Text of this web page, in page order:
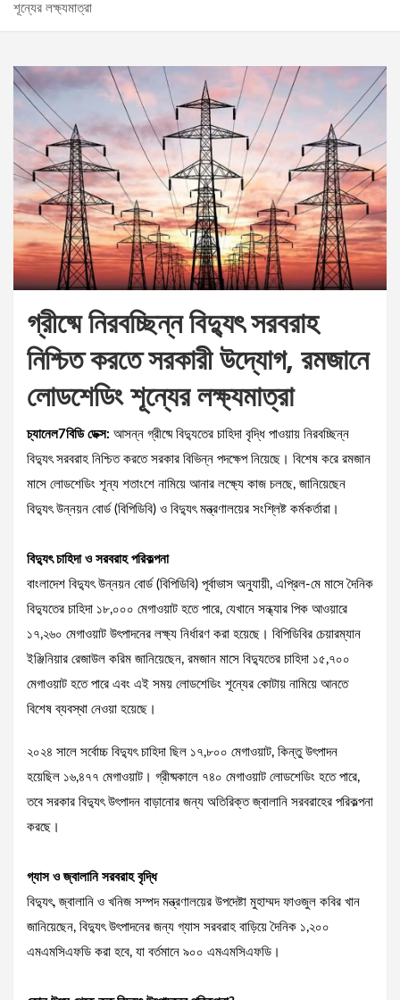
শূন্যের লক্ষ্যমাত্রা
গ্রীষ্মে নিরবচ্ছিন্ন বিদ্যুৎ সরবরাহ
নিশ্চিত করতে সরকারী উদ্যোগ, রমজানে
লোডশেডিং শূন্যের লক্ষ্যমাত্রা
চ্যানেল7বিডি ডেক্স: আসন্ন গ্রীষ্মে বিদ্যুতের চাহিদা বৃদ্ধি পাওয়ায় নিরবচ্ছিন্ন
বিদ্যুৎ সরবরাহ নিশ্চিত করতে সরকার বিভিন্ন পদক্ষেপ নিয়েছে। বিশেষ করে রমজান
মাসে লোডশেডিং শূন্য শতাংশে নামিয়ে আনার লক্ষ্যে কাজ চলছে, জানিয়েছেন
বিদ্যুৎ উন্নয়ন বোর্ড (বিপিডিবি) ও বিদ্যুৎ মন্ত্রণালয়ের সংশ্লিষ্ট কর্মকর্তারা।
বিদ্যুৎ চাহিদা ও সরবরাহ পরিকল্পনা
বাংলাদেশ বিদ্যুৎ উন্নয়ন বোর্ড (বিপিডিবি) পূর্বাভাস অনুযায়ী, এপ্রিল-মে মাসে দৈনিক
বিদ্যুতের চাহিদা ১৮,০০০ মেগাওয়াট হতে পারে, যেখানে সন্ধ্যার পিক আওয়ারে
১৭,২৬০ মেগাওয়াট উৎপাদনের লক্ষ্য নির্ধারণ করা হয়েছে। বিপিডিবির চেয়ারম্যান
ইঞ্জিনিয়ার রেজাউল করিম জানিয়েছেন, রমজান মাসে বিদ্যুতের চাহিদা ১৫,৭০০
মেগাওয়াট হতে পারে এবং এই সময় লোডশেডিং শূন্যের কোটায় নামিয়ে আনতে
বিশেষ ব্যবস্থা নেওয়া হয়েছে।
২০২৪ সালে সর্বোচ্চ বিদ্যুৎ চাহিদা ছিল ১৭,৮০০ মেগাওয়াট, কিন্তু উৎপাদন
হয়েছিল ১৬,৪৭৭ মেগাওয়াট। গ্রীষ্মকালে ৭৪০ মেগাওয়াট লোডশেডিং হতে পারে,
তবে সরকার বিদ্যুৎ উৎপাদন বাড়ানোর জন্য অতিরিক্ত জ্বালানি সরবরাহের পরিকল্পনা
করছে।
গ্যাস ও জ্বালানি সরবরাহ বৃদ্ধি
বিদ্যুৎ, জ্বালানি ও খনিজ সম্পদ মন্ত্রণালয়ের উপদেষ্টা মুহাম্মদ ফাওজুল কবির খান
জানিয়েছেন, বিদ্যুৎ উৎপাদনের জন্য গ্যাস সরবরাহ বাড়িয়ে দৈনিক ১,২০০
এমএমসিএফডি করা হবে, যা বর্তমানে ৯০০ এমএমসিএফডি।